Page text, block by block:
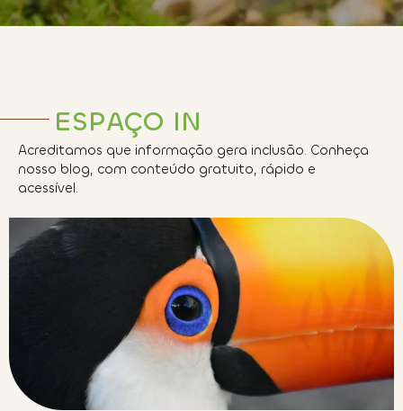
ESPAÇO IN
Acreditamos que informação gera inclusão. Conheça
nosso blog, com conteúdo gratuito, rápido e
acessível.